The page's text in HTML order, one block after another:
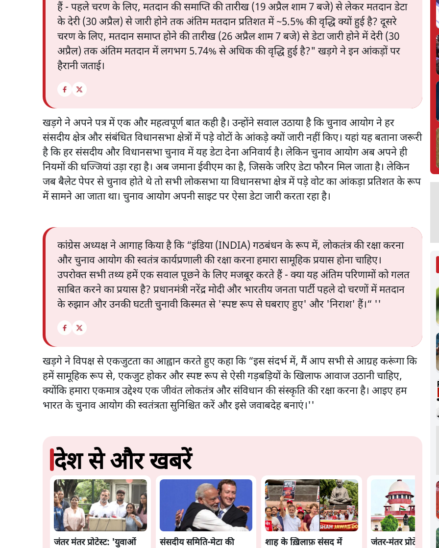
हैं - पहले चरण के लिए, मतदान की समाप्ति की तारीख (19 अप्रैल शाम 7 बजे) से लेकर मतदान डेटा
के देरी (30 अप्रैल) से जारी होने तक अंतिम मतदान प्रतिशत में ~5.5% की वृद्धि क्यों हुई है? दूसरे
चरण के लिए, मतदान समाप्त होने की तारीख (26 अप्रैल शाम 7 बजे) से डेटा जारी होने में देरी (30
अप्रैल) तक अंतिम मतदान में लगभग 5.74% से अधिक की वृद्धि हुई है?" खड़गे ने इन आंकड़ों पर
हैरानी जताई।
खड़गे ने अपने पत्र में एक और महत्वपूर्ण बात कही है। उन्होंने सवाल उठाया है कि चुनाव आयोग ने हर
संसदीय क्षेत्र और संबंधित विधानसभा क्षेत्रों में पड़े वोटों के आंकड़े क्यों जारी नहीं किए। यहां यह बताना जरूरी
है कि हर संसदीय और विधानसभा चुनाव में यह डेटा देना अनिवार्य है। लेकिन चुनाव आयोग अब अपने ही
नियमों की धज्जियां उड़ा रहा है। अब जमाना ईवीएम का है, जिसके जरिए डेटा फौरन मिल जाता है। लेकिन
जब बैलेट पेपर से चुनाव होते थे तो सभी लोकसभा या विधानसभा क्षेत्र में पड़े वोट का आंकड़ा प्रतिशत के रूप
में सामने आ जाता था। चुनाव आयोग अपनी साइट पर ऐसा डेटा जारी करता रहा है।
कांग्रेस अध्यक्ष ने आगाह किया है कि “इंडिया (INDIA) गठबंधन के रूप में, लोकतंत्र की रक्षा करना
और चुनाव आयोग की स्वतंत्र कार्यप्रणाली की रक्षा करना हमारा सामूहिक प्रयास होना चाहिए।
उपरोक्त सभी तथ्य हमें एक सवाल पूछने के लिए मजबूर करते हैं - क्या यह अंतिम परिणामों को गलत
साबित करने का प्रयास है? प्रधानमंत्री नरेंद्र मोदी और भारतीय जनता पार्टी पहले दो चरणों में मतदान
के रुझान और उनकी घटती चुनावी किस्मत से 'स्पष्ट रूप से घबराए हुए' और 'निराश' हैं।“ ''
खड़गे ने विपक्ष से एकजुटता का आह्वान करते हुए कहा कि “इस संदर्भ में, मैं आप सभी से आग्रह करूंगा कि
हमें सामूहिक रूप से, एकजुट होकर और स्पष्ट रूप से ऐसी गड़बड़ियों के खिलाफ आवाज उठानी चाहिए,
क्योंकि हमारा एकमात्र उद्देश्य एक जीवंत लोकतंत्र और संविधान की संस्कृति की रक्षा करना है। आइए हम
भारत के चुनाव आयोग की स्वतंत्रता सुनिश्चित करें और इसे जवाबदेह बनाएं।''
देश से और खबरें
जंतर मंतर प्रोटेस्ट: 'युवाओं संसदीय समिति-मेटा की शाह के ख़िलाफ़ संसद में जंतर-मंतर प्रोटेस्ट-